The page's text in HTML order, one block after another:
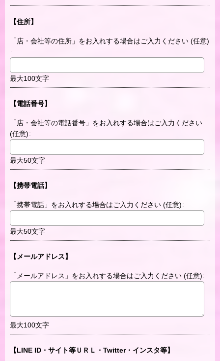
【住所】
「店・会社等の住所」をお入れする場合はご入力ください (任意)
:
最大100文字
【電話番号】
「店・会社等の電話番号」をお入れする場合はご入力ください
(任意):
最大50文字
【携帯電話】
「携帯電話」をお入れする場合はご入力ください (任意):
最大50文字
【メールアドレス】
「メールアドレス」をお入れする場合はご入力ください (任意):
最大100文字
【LINE ID・サイト等ＵＲＬ・Twitter・インスタ等】